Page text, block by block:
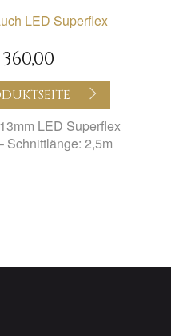
LED Superflex
Schnittlänge: 2,5m